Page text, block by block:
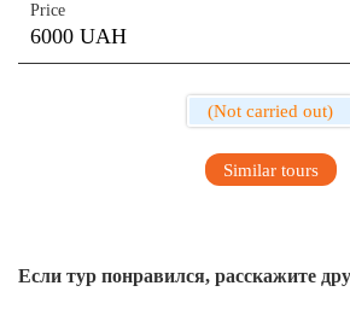
Price
6000 UAH
(Not carried out)
Similar tours
Если тур понравился, расскажите